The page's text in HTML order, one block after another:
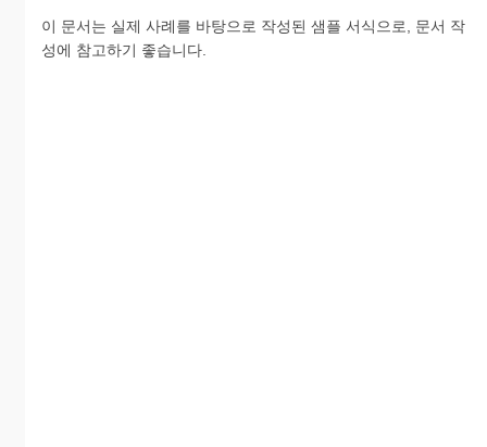
이 문서는 실제 사례를 바탕으로 작성된 샘플 서식으로, 문서 작
성에 참고하기 좋습니다.